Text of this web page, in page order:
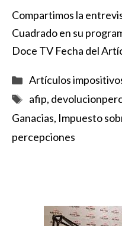
Compartimos la
Cuadrado en su
Doce TV Fecha del
Categorías
Artículos
Etiquetas
afip,
Ganacias, Impuesto
percepciones